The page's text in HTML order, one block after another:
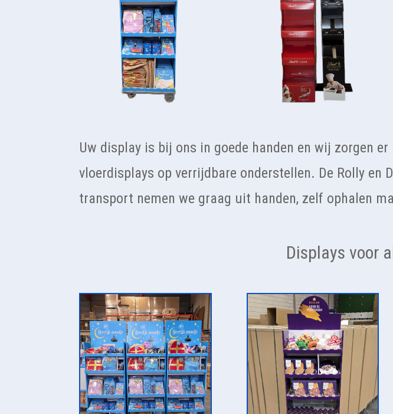
Uw display is bij ons in goede handen en wij zorgen
vloerdisplays op verrijdbare onderstellen. De Rolly en
transport nemen we graag uit handen, zelf ophalen
Displays voor